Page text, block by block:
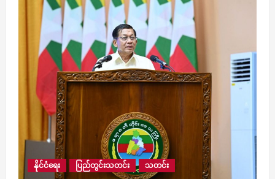
နိုင်ငံရေး ပြည်တွင်းသတင်း သတင်း